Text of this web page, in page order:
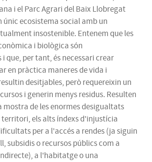
i el Parc Agrari del Baix Llobregat
ecosistema social amb un
insostenible. Entenem que les
i biològica són
que, per tant, és necessari crear
en pràctica maneres de vida i
desitjables, però requereixin un
i generin menys residus. Resulten
mostra de les enormes desigualtats
els alts índexs d'injustícia
per a l'accés a rendes (ja siguin
subsidis o recursos públics com a
a l'habitatge o una